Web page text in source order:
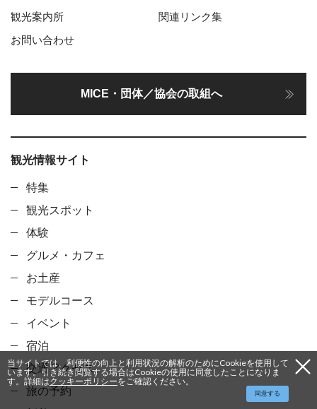
観光案内所
関連リンク集
お問い合わせ
MICE・団体／協会の取組へ
観光情報サイト
特集
観光スポット
体験
グルメ・カフェ
お土産
モデルコース
イベント
宿泊
交通アクセス
旅の予約
当サイトでは、利便性の向上と利用状況の解析のためにCookieを使用して
います。引き続き閲覧する場合はCookieの使用に同意したことになりま
す。詳細はクッキーポリシーをご確認ください。
同意する